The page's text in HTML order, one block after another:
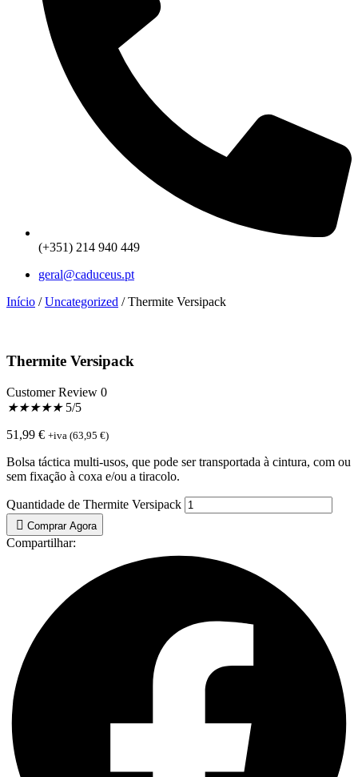
(+351) 214 940 449
geral@caduceus.pt
Início /Uncategorized / Thermite Versipack
Thermite Versipack
Customer Review 0
★★★★★ 5/5
51,99 € +iva (63,95 €)
Bolsa táctica multi-usos, que pode ser transportada à cintura, com ou
sem fixação à coxa e/ou a tiracolo.
Quantidade de Thermite Versipack
Comprar Agora
Compartilhar: